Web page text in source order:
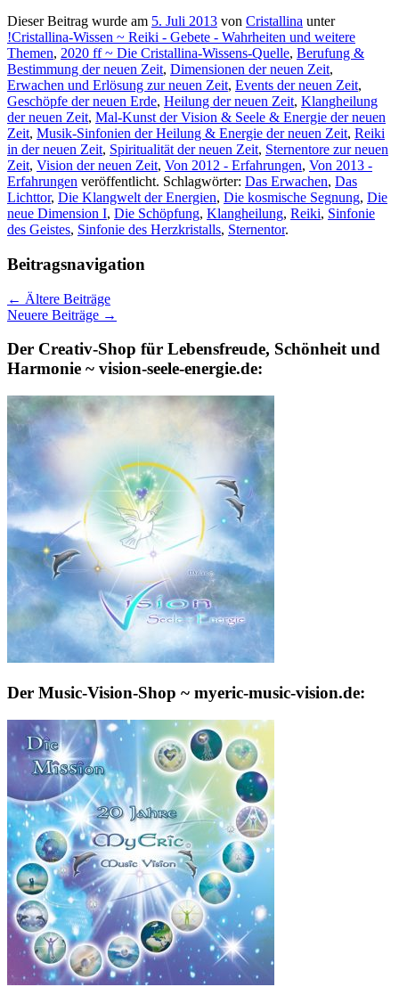
Dieser Beitrag wurde am 5. Juli 2013 von Cristallina unter
!Cristallina-Wissen ~ Reiki - Gebete - Wahrheiten und weitere
Themen, 2020 ff ~ Die Cristallina-Wissens-Quelle, Berufung &
Bestimmung der neuen Zeit, Dimensionen der neuen Zeit,
Erwachen und Erlösung zur neuen Zeit, Events der neuen Zeit,
Geschöpfe der neuen Erde, Heilung der neuen Zeit, Klangheilung
der neuen Zeit, Mal-Kunst der Vision & Seele & Energie der neuen
Zeit, Musik-Sinfonien der Heilung & Energie der neuen Zeit, Reiki
in der neuen Zeit, Spiritualität der neuen Zeit, Sternentore zur neuen
Zeit, Vision der neuen Zeit, Von 2012 - Erfahrungen, Von 2013 -
Erfahrungen veröffentlicht. Schlagwörter: Das Erwachen, Das
Lichttor, Die Klangwelt der Energien, Die kosmische Segnung, Die
neue Dimension I, Die Schöpfung, Klangheilung, Reiki, Sinfonie
des Geistes, Sinfonie des Herzkristalls, Sternentor.
Beitragsnavigation
← Ältere Beiträge
Neuere Beiträge →
Der Creativ-Shop für Lebensfreude, Schönheit und
Harmonie ~ vision-seele-energie.de:
Der Music-Vision-Shop ~ myeric-music-vision.de: